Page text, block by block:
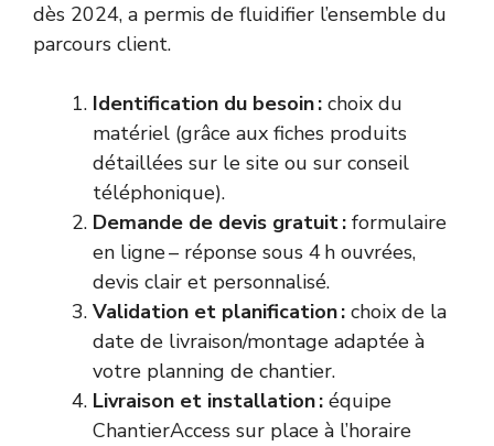
dès 2024, a permis de fluidifier l’ensemble du
parcours client.
Identification du besoin : choix du
matériel (grâce aux fiches produits
détaillées sur le site ou sur conseil
téléphonique).
Demande de devis gratuit : formulaire
en ligne – réponse sous 4 h ouvrées,
devis clair et personnalisé.
Validation et planification : choix de la
date de livraison/montage adaptée à
votre planning de chantier.
Livraison et installation : équipe
ChantierAccess sur place à l’horaire